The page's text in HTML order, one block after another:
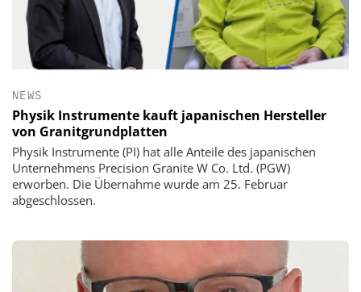
NEWS
Physik Instrumente kauft japanischen Hersteller
von Granitgrundplatten
Physik Instrumente (PI) hat alle Anteile des japanischen
Unternehmens Precision Granite W Co. Ltd. (PGW)
erworben. Die Übernahme wurde am 25. Februar
abgeschlossen.